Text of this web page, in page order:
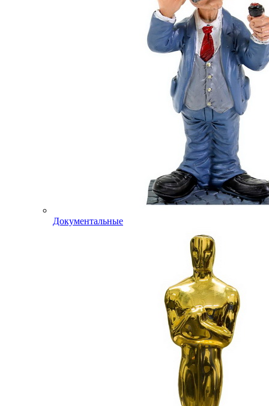
Документальные